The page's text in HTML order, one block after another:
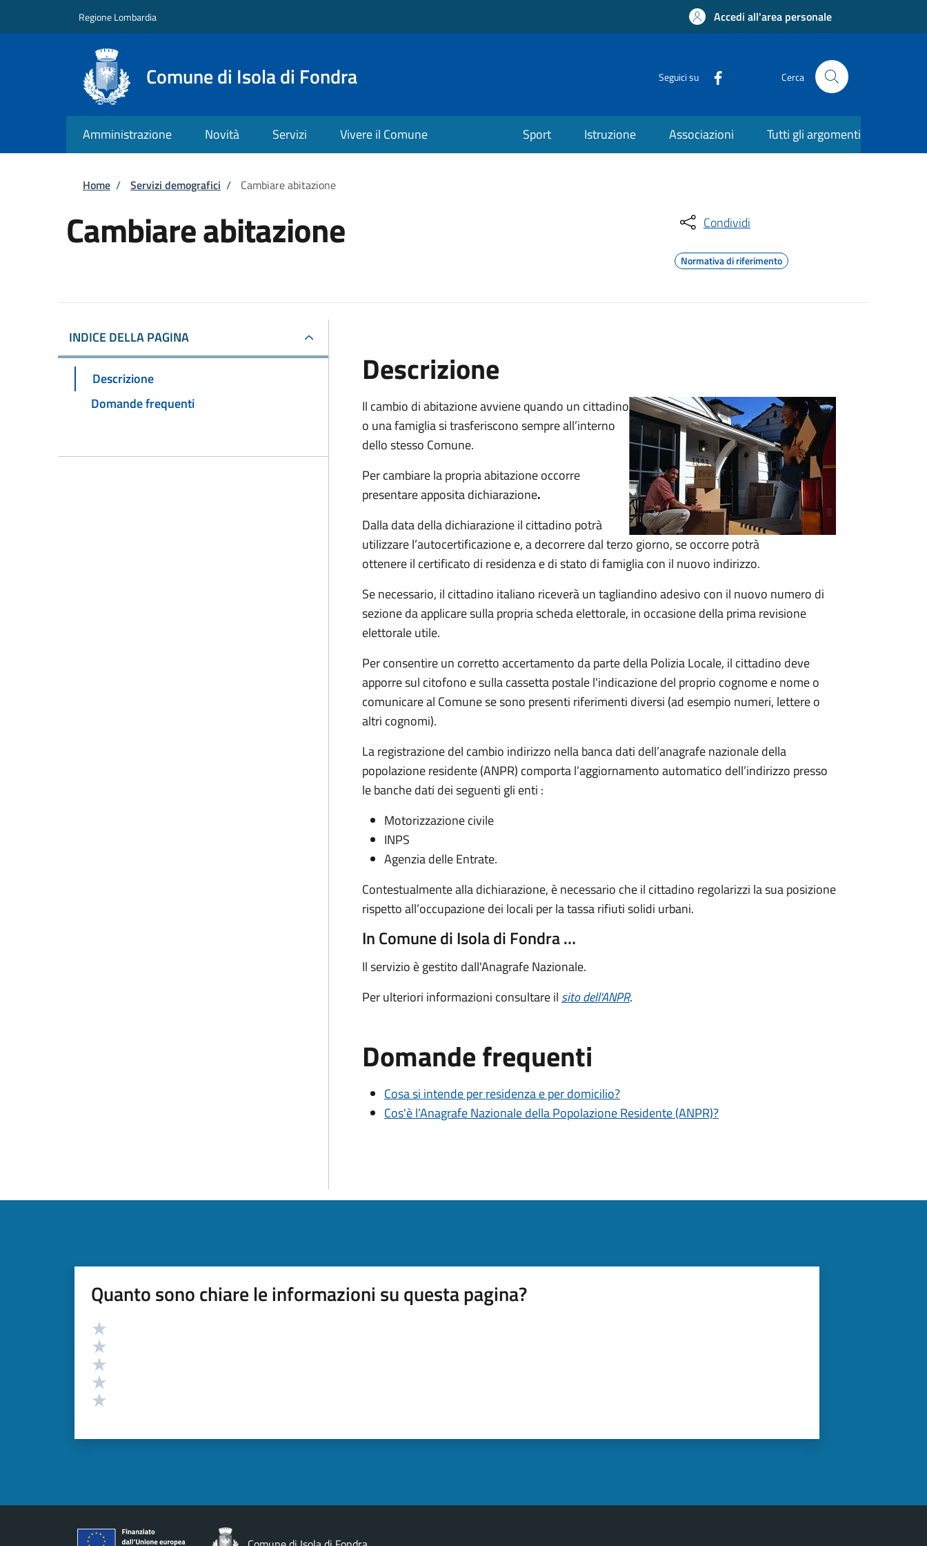
Regione Lombardia Accedi all'area personale
Comune di Isola di Fondra Seguici su Cerca
Amministrazione Novità Servizi Vivere il Comune Sport Istruzione Associazioni Tutti gli argomenti
Briciole di pane
Home / Servizi demografici / Cambiare abitazione
Cambiare abitazione Condividi
Normativa di riferimento
INDICE DELLA PAGINA
Descrizione
Domande frequenti
Descrizione
Il cambio di abitazione avviene quando un cittadino
o una famiglia si trasferiscono sempre all’interno
dello stesso Comune.
Per cambiare la propria abitazione occorre
presentare appositadichiarazione.
Dalla data della dichiarazione il cittadino potrà
utilizzare l’autocertificazione e, a decorrere dal terzo giorno, se occorrepotrà
ottenere il certificato di residenza e di stato di famiglia con il nuovo indirizzo.
Se necessario, il cittadino italiano riceverà un tagliandino adesivo con il nuovo numero di
sezione da applicare sulla propria scheda elettorale, in occasione della prima revisione
elettorale utile.
Per consentire un corretto accertamento da parte della Polizia Locale, il cittadino deve
apporre sul citofono e sulla cassetta postale l'indicazione del proprio cognome e nome o
comunicare al Comune se sono presenti riferimenti diversi (ad esempio numeri, lettere o
altri cognomi).
La registrazione del cambio indirizzo nella banca dati dell’anagrafe nazionale della
popolazione residente (ANPR) comporta l’aggiornamento automatico dell’indirizzo presso
le banche dati dei seguenti gli enti :
Motorizzazione civile
INPS
Agenzia delle Entrate.
Contestualmente alla dichiarazione, è necessario che il cittadino regolarizzi la sua posizione
rispetto all’occupazione dei locali per la tassa rifiuti solidi urbani.
In Comune di Isola di Fondra …
Il servizio è gestito dall'Anagrafe Nazionale.
Per ulteriori informazioni consultare il sito dell'ANPR.
Domande frequenti
Cosa si intende per residenza e per domicilio?
Cos'è l’Anagrafe Nazionale della Popolazione Residente (ANPR)?
Quanto sono chiare le informazioni su questa pagina?
Valutazione